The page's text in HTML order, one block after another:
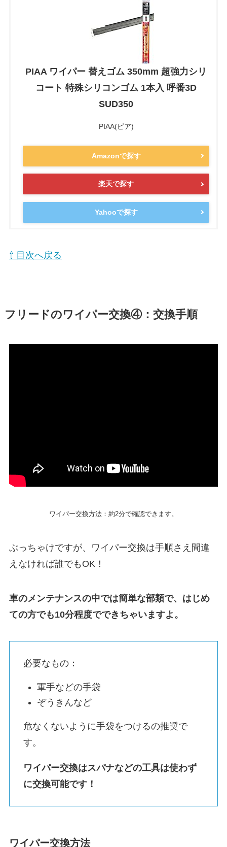
PIAA ワイパー 替えゴム 350mm 超強力シリ
コート 特殊シリコンゴム 1本入 呼番3D
SUD350
PIAA(ピア)
Amazonで探す
楽天で探す
Yahooで探す
⇧ 目次へ戻る
フリードのワイパー交換④：交換手順
ワイパー交換方法：約2分で確認できます。
ぶっちゃけですが、ワイパー交換は手順さえ間違
えなければ誰でもOK！
車のメンテナンスの中では簡単な部類で、はじめ
ての方でも10分程度でできちゃいますよ。
必要なもの：
軍手などの手袋
ぞうきんなど
危なくないように手袋をつけるの推奨で
す。
ワイパー交換はスパナなどの工具は使わず
に交換可能です！
ワイパー交換方法